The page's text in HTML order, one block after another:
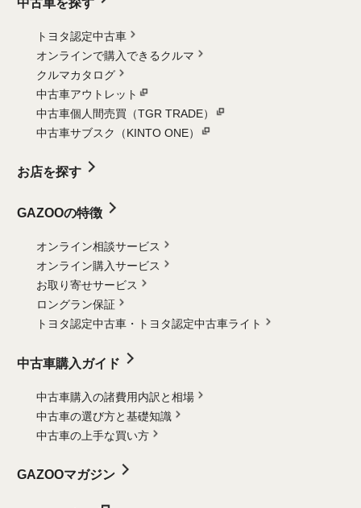
トヨタ認定中古車
オンラインで購入できるクルマ
クルマカタログ
中古車アウトレット
中古車個人間売買（TGR TRADE）
中古車サブスク（KINTO ONE）
お店を探す
GAZOOの特徴
オンライン相談サービス
オンライン購入サービス
お取り寄せサービス
ロングラン保証
トヨタ認定中古車・
トヨタ認定中古車ライト
中古車購入ガイド
中古車購入の諸費用内訳と相場
中古車の選び方と基礎知識
中古車の上手な買い方
GAZOOマガジン